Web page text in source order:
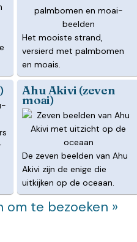
Het mooiste strand,
versierd met palmbomen
en moais.
Ahu Akivi (zeven
moai)
De zeven beelden van Ahu
Akivi zijn de enige die
uitkijken op de oceaan.
om te bezoeken »